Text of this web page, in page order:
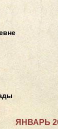
ЯНВАРЬ